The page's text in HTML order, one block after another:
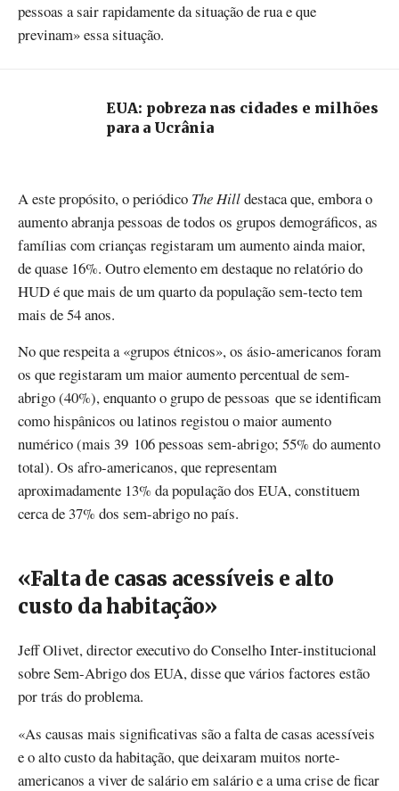
pessoas a sair rapidamente da situação de rua e que
previnam» essa situação.
EUA: pobreza nas cidades e milhões
para a Ucrânia
A este propósito, o periódico The Hilldestaca que, embora o
aumento abranja pessoas de todos os grupos demográficos, as
famílias com crianças registaram um aumento ainda maior,
de quase 16%. Outro elemento em destaque no relatório do
HUD é que mais de um quarto da população sem-tecto tem
mais de 54 anos.
No que respeita a «grupos étnicos», os ásio-americanos foram
os que registaram um maior aumento percentual de sem-
abrigo (40%), enquanto o grupo de pessoas que se identificam
como hispânicos ou latinos registou o maior aumento
numérico (mais 39 106 pessoas sem-abrigo; 55% do aumento
total). Os afro-americanos, que representam
aproximadamente 13% da população dos EUA, constituem
cerca de 37% dos sem-abrigo no país.
«Falta de casas acessíveis e alto
custo da habitação»
Jeff Olivet, director executivo do Conselho Inter-institucional
sobre Sem-Abrigo dos EUA, disse que vários factores estão
por trás do problema.
«As causas mais significativas são a falta de casas acessíveis
e o alto custo da habitação, que deixaram muitos norte-
americanos a viver de salário em salário e a uma crise de ficar